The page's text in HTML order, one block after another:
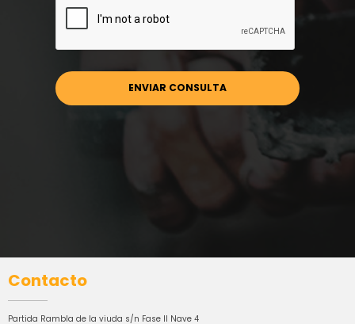
Contacto
Partida Rambla de la viuda s/n Fase II Nave 4